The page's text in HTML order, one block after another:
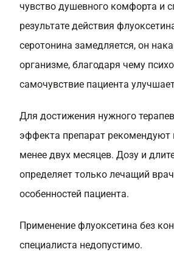
чувство душевного комфорта и
результате действия
серотонина замедляется, он
организме, благодаря чему
самочувствие пациента
Для достижения нужного
эффекта препарат рекомендуют
менее двух месяцев. Дозу и
определяет только лечащий
особенностей пациента.
Применение флуоксетина без
специалиста недопустимо.